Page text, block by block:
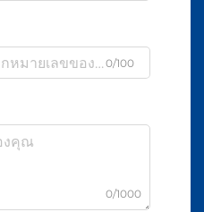
0/100
0/1000